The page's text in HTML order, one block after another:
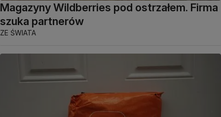
Magazyny Wildberries pod ostrzałem. Firma
szuka partnerów
ZE ŚWIATA